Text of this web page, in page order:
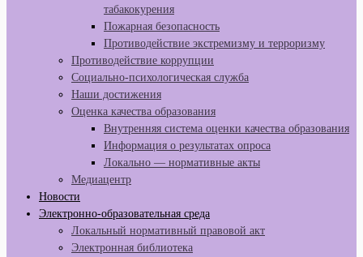
табакокурения
Пожарная безопасность
Противодействие экстремизму и терроризму
Противодействие коррупции
Социально-психологическая служба
Наши достижения
Оценка качества образования
Внутренняя система оценки качества образования
Информация о результатах опроса
Локально — нормативные акты
Медиацентр
Новости
Электронно-образовательная среда
Локальный нормативный правовой акт
Электронная библиотека